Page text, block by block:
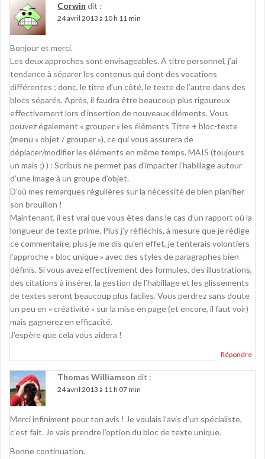
Corwin dit :
24 avril 2013 à 10 h 11 min
Bonjour et merci.
Les deux approches sont envisageables. A titre personnel, j’ai
tendance à séparer les contenus qui dont des vocations
différentes ; donc, le titre d’un côté, le texte de l’autre dans des
blocs séparés. Après, il faudra être beaucoup plus rigoureux
effectivement lors d’insertion de nouveaux éléments. Vous
pouvez également « grouper » les éléments Titre + bloc-texte
(menu « objet / grouper »), ce qui vous assurera de
déplacer/modifier les éléments en même temps. MAIS (toujours
un mais ;) ) : Scribus ne permet pas d’impacter l’habillage autour
d’une image à un groupe d’objet.
D’où mes remarques régulières sur la nécessité de bien planifier
son brouillon !
Maintenant, il est vrai que vous êtes dans le cas d’un rapport où la
longueur de texte prime. Plus j’y réfléchis, à mesure que je rédige
ce commentaire, plus je me dis qu’en effet, je tenterais volontiers
l’approche « bloc unique » avec des styles de paragraphes bien
définis. Si vous avez effectivement des formules, des illustrations,
des citations à insérer, la gestion de l’habillage et les glissements
de textes seront beaucoup plus faciles. Vous perdrez sans doute
un peu en « créativité » sur la mise en page (et encore, il faut voir)
mais gagnerez en efficacité.
J’espère que cela vous aidera !
Répondre
Thomas Williamson dit :
24 avril 2013 à 11 h 07 min
Merci infiniment pour ton avis ! Je voulais l’avis d’un spécialiste,
c’est fait. Je vais prendre l’option du bloc de texte unique.
Bonne continuation.